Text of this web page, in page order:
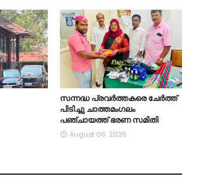
സന്നദ്ധ പ്രവർത്തകരെ ചേർത്ത്
പിടിച്ചു ചാത്തമംഗലം
പഞ്ചായത്ത്‌ ഭരണ സമിതി
August 06, 2026